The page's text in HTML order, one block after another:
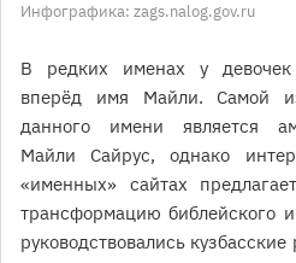
Инфографика: zags.nalog.gov.ru
В редких именах у
вперёд имя Майли. Самой
данного имени является
Майли Сайрус, однако
«именных» сайтах
трансформацию библейского
руководствовались